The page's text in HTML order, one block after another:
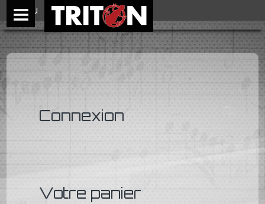
Connexion
Votre panier
Menu